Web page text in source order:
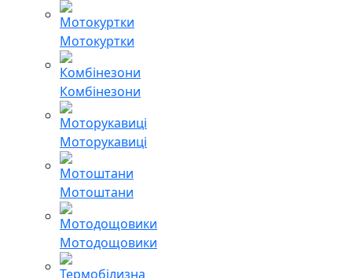
Мотокуртки
Комбінезони
Моторукавиці
Мотоштани
Мотодощовики